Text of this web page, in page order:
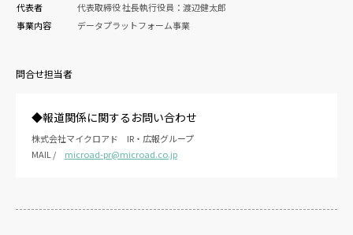
代表者
代表取締役 社長執行役員：渡辺健太郎
事業内容
データプラットフォーム事業
問合せ担当者
◆報道関係に関するお問い合わせ
株式会社マイクロアド IR・広報グループ
MAIL /
microad-pr@microad.co.jp